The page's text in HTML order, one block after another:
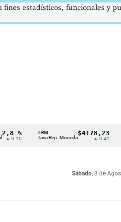
Tasa Rep. Moneda
$4178,23
▲ 0.42
Sábado, 8 de
estadísticos, funcionales y